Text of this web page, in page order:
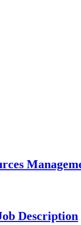
Description